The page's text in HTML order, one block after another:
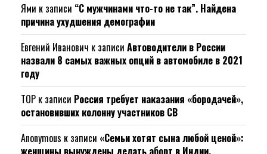
Ями к записи “С мужчинами что-то не так”. Найдена
причина ухудшения демографии
Евгений Иванович к записи Автоводители в России
назвали 8 самых важных опций в автомобиле в 2021
году
ТОР к записи Россия требует наказания «бородачей»,
остановивших колонну участников СВ
Anonymous к записи «Семьи хотят сына любой ценой»:
женщины вынуждены делать аборт в Индии.